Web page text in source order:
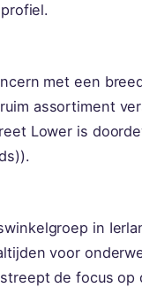
met een
assortiment
Lower is
in
voor
de focus op